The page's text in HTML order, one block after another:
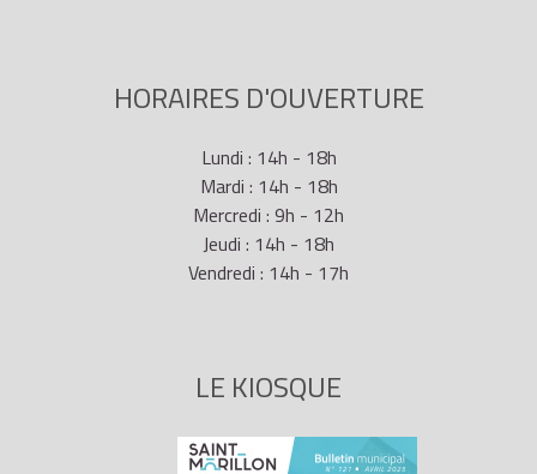
HORAIRES D'OUVERTURE
Lundi : 14h - 18h
Mardi : 14h - 18h
Mercredi : 9h - 12h
Jeudi : 14h - 18h
Vendredi : 14h - 17h
LE KIOSQUE